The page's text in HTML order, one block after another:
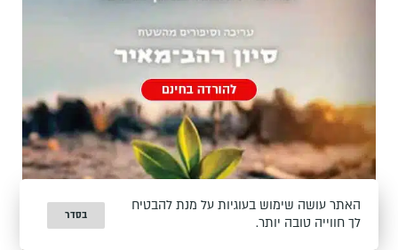
האתר עושה שימוש בעוגיות על מנת להבטיח
לך חווייה טובה יותר.
בסדר